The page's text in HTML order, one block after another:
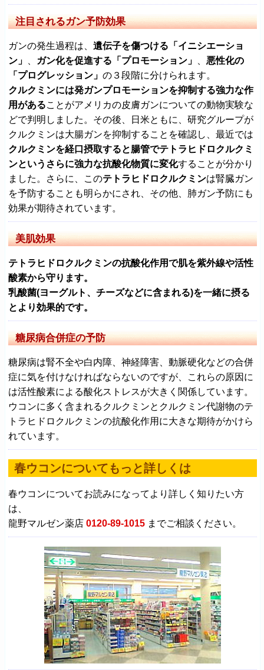
注目されるガン予防効果
ガンの発生過程は、 遺伝子を傷つける「イニシエーショ
ン」
ガン化を促進する「プロモーション」
悪性化の
「プログレッション」 の３段階に分けられます。
クルクミンには発ガンプロモーションを抑制する強力な作
用があることがアメリカの皮膚ガンについての動物実験な
どで判明しました。その後、日米ともに、研究グループが
クルクミンは大腸ガンを抑制することを確認し、最近では
クルクミンを経口摂取すると腸管でテトラヒドロクルクミ
ンというさらに強力な抗酸化物質に変化することが分かり
ました。さらに、このテトラヒドロクルクミンは腎臓ガン
を予防することも明らかにされ、その他、肺ガン予防にも
効果が期待されています。
美肌効果
テトラヒドロクルクミンの抗酸化作用で肌を紫外線や活性
酸素から守ります。
乳酸菌(ヨーグルト、チーズなどに含まれる)を一緒に摂る
とより効果的です。
糖尿病合併症の予防
糖尿病は腎不全や白内障、神経障害、動脈硬化などの合併
症に気を付けなければならないのですが、これらの原因に
は活性酸素による酸化ストレスが大きく関係しています。
ウコンに多く含まれるクルクミンとクルクミン代謝物のテ
トラヒドロクルクミンの抗酸化作用に大きな期待がかけら
れています。
春ウコンについてもっと詳しくは
春ウコンについてお読みになってより詳しく知りたい方
は、
龍野マルゼン薬店 0120-89-1015 までご相談ください。